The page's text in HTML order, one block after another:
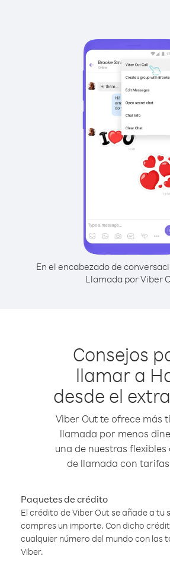
En el encabezado de
Llamada por Viber
Consejos
llamar a
desde el
Viber Out te ofrece más
llamada por menos
una de nuestras flexibles
de llamada con
Paquetes de crédito
El crédito de Viber Out se añade a tu
compres un importe. Con dicho
cualquier número del mundo con las
Viber.